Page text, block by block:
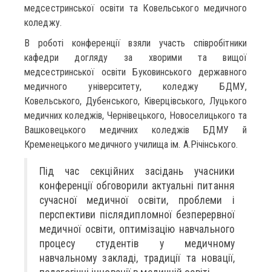
медсестринської освіти та Ковельського медичного
коледжу.
В роботі конференції взяли участь співробітники
кафедри догляду за хворими та вищої
медсестринської освіти Буковинського державного
медичного університету, коледжу БДМУ,
Ковельського, Дубенського, Ківерцівського, Луцького
медичних коледжів, Чернівецького, Новоселицького та
Вашковецького медичних коледжів БДМУ й
Кременецького медичного училища ім. А.Річінського.
Під час секційних засідань учасники
конференції обговорили актуальні питання
сучасної медичної освіти, проблеми і
перспективи післядипломної безперервної
медичної освіти, оптимізацію навчального
процесу студентів у медичному
навчальному закладі, традиції та новації,